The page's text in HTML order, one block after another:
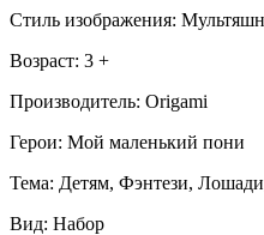
Стиль изображения:
Возраст: 3 +
Производитель: Origami
Герои: Мой маленький пони
Тема: Детям, Фэнтези,
Вид: Набор